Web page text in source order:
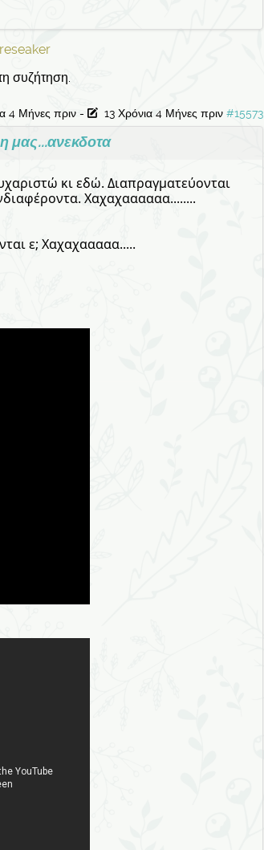
συζήτηση.
4 Μήνες πριν- 13 Χρόνια 4 Μήνες πριν #15573
μας...ανεκδοτα
κι εδώ. Διαπραγματεύονται
Χαχαχαααααα........
ε; Χαχαχααααα.....